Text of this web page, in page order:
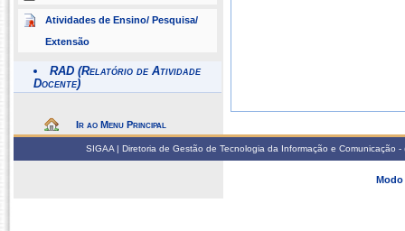
Atividades de Ensino/ Pesquisa/
Extensão
RAD (Relatório de Atividade
Docente)
Ir ao Menu Principal
SIGAA | Diretoria de Gestão de Tecnologia da Informação e
Modo